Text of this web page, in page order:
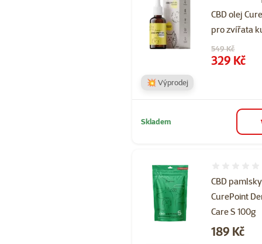
CBD olej
pro zvířata
Původní cena
549 Kč
Cena
329 Kč
💥 Výprodej
Skladem
CBD pamlsky
CurePoint
Care S 100g
Cena
189 Kč